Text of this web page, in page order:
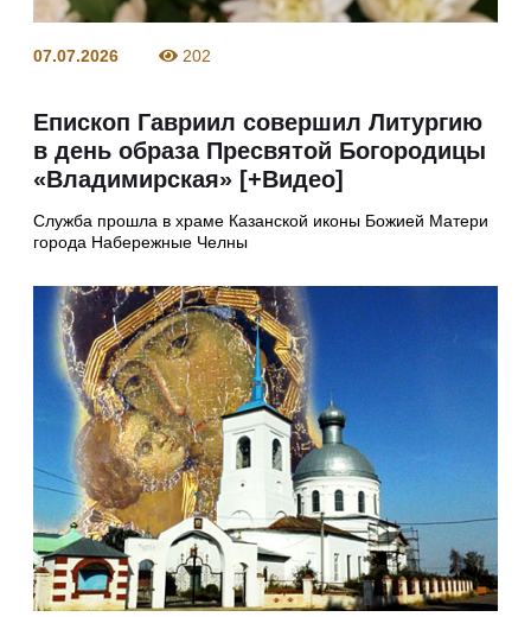
07.07.2026 202
Епископ Гавриил совершил Литургию
в день образа Пресвятой Богородицы
«Владимирская» [+Видео]
Служба прошла в храме Казанской иконы Божией Матери
города Набережные Челны